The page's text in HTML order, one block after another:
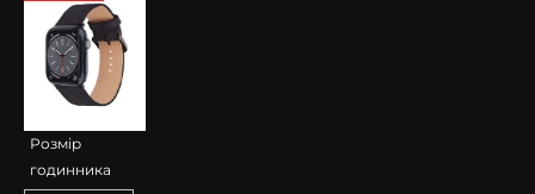
Розмір
годинника